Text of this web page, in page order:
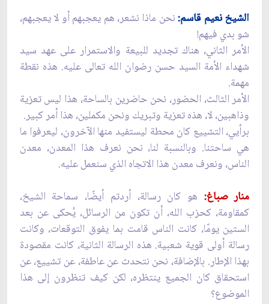
الشيخ نعيم قاسم:نحن ماذا نشعر، هم يعجبهم أو لا يعجبهم،
شو بدي فيهم!
الأمر الثاني، هناك تجديد للبيعة والاستمرار على عهد سيد
شهداء الأمة السيد حسن رضوان الله تعالى عليه. هذه نقطة
مهمة.
الأمر الثالث، الحضور، نحن حاضرين بالساحة، هذا ليس تعزية
وذاهبين، لا، هذه تعزية وتبريك ونحن مكملين، هذا أمر كبير.
برأيي، التشييع كان محطة ليستفيد منها الآخرون، ليعرفوا ما
هي ساحتنا. وبالنسبة لنا، نحن نعرف هذا المعدن، معدن
الناس، ونعرف معدن هذا الاتجاه الذي سنعمل عليه.
منار صباغ: هو كان رسالة، أردتم أيضًا، سماحة الشيخ،
كمقاومة، كحزب الله، أن تكون من الرسائل، يُحكى عن بعد
الستين يومًا، كانت الناس قامت بما يفوق التوقعات، وكانت
رسالة أولى قوية شعبية. هذه الرسالة الثانية، كانت مقصودة
بهذا الإطار. بالإضافة، نحن نتحدث عن عاطفة، عن تشييع، عن
استحقاق كان الجميع ينتظره، لكن كيف تنظرون إلى هذا
الموضوع؟